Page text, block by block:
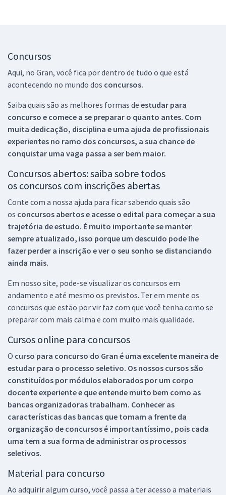
Concursos
Aqui, no Gran, você fica por dentro de tudo o que está
acontecendo no mundo dos concursos.
Saiba quais são as melhores formas de estudar para
concurso e comece a se preparar o quanto antes. Com
muita dedicação, disciplina e uma ajuda de profissionais
experientes no ramo dos concursos, a sua chance de
conquistar uma vaga passa a ser bem maior.
Concursos abertos: saiba sobre todos
os concursos com inscrições abertas
Conte com a nossa ajuda para ficar sabendo quais são
os concursos abertos e acesse o edital para começar a sua
trajetória de estudo. É muito importante se manter
sempre atualizado, isso porque um descuido pode lhe
fazer perder a inscrição e ver o seu sonho se distanciando
ainda mais.
Em nosso site, pode-se visualizar os concursos em
andamento e até mesmo os previstos. Ter em mente os
concursos que estão por vir faz com que você tenha como se
preparar com mais calma e com muito mais qualidade.
Cursos online para concursos
O curso para concurso do Gran é uma excelente maneira de
estudar para o processo seletivo. Os nossos cursos são
constituídos por módulos elaborados por um corpo
docente experiente e que entende muito bem como as
bancas organizadoras trabalham. Conhecer as
características das bancas que tomam a frente da
organização de concursos é importantíssimo, pois cada
uma tem a sua forma de administrar os processos
seletivos.
Material para concurso
Ao adquirir algum curso, você passa a ter acesso a materiais